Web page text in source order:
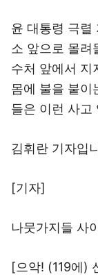
윤 대통령 극렬
소 앞으로 몰려
수처 앞에서 지
몸에 불을 붙이
들은 이런 사고
김휘란 기자입
[기자]
나뭇가지들 사
[으악! (119에)